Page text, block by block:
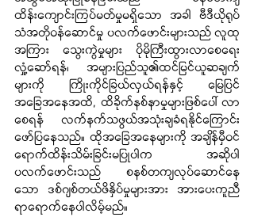
ထိန်းကျောင်းကြပ်မတ်မှုမရှိသော အခါ ဗီဒီယိုရုပ်
သံအတိုဝန်ဆောင်မှု ပလက်ဖောင်းများသည် လူထု
အကြား သွေးကွဲမှုများ ပိုမိုကြီးထွားလာစေရေး
လှုံ့ဆော်ရန်၊ အများပြည်သူ၏ထင်မြင်ယူဆချက်
များကို ကြိုးကိုင်ခြယ်လှယ်ရန်နှင့် မြေပြင်
အခြေအနေအထိ, ထိခိုက်နစ်နာမှုများဖြစ်ပေါ် လာ
စေရန် လက်နက်သဖွယ်အသုံးချခံရနိုင်ကြောင်း
ဖော်ပြနေသည်။ ထိုအခြေအနေများကို အချိန်မှီဝင်
ရောက်ထိန်းသိမ်းခြင်းမပြုပါက အဆိုပါ
ပလက်ဖောင်းသည်  စနစ်တကျလုပ်ဆောင်နေ
သော ဒစ်ဂျစ်တယ်ဖိနှိပ်မှုများအား အားပေးကူညီ
ရာရောက်နေပါလိမ့်မည်။